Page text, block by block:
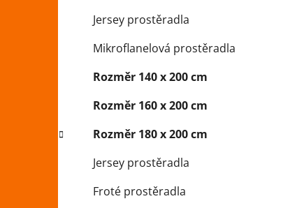
Jersey prostěradla
Mikroflanelová prostěradla
Rozměr 140 x 200 cm
Rozměr 160 x 200 cm
Rozměr 180 x 200 cm
Jersey prostěradla
Froté prostěradla